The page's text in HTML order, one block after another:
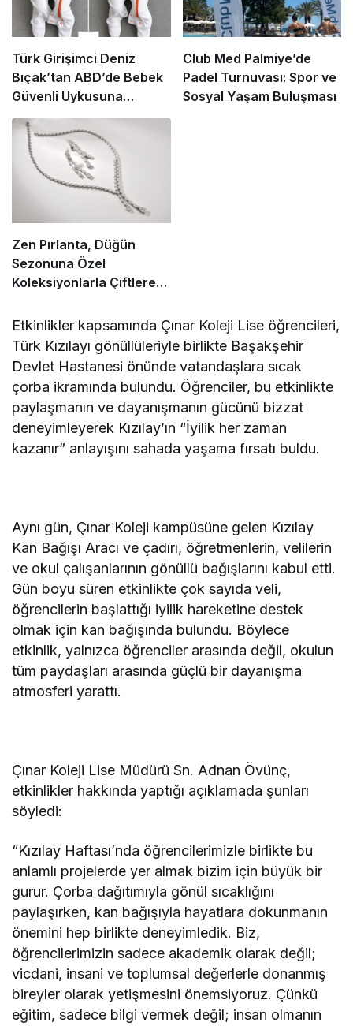
Türk Girişimci Deniz
Bıçak’tan ABD’de Bebek
Güvenli Uykusuna
Yenilikçi Dokunuş
Club Med Palmiye’de
Padel Turnuvası: Spor ve
Sosyal Yaşam Buluşması
Zen Pırlanta, Düğün
Sezonuna Özel
Koleksiyonlarla Çiftlere
Etkinlikler kapsamında Çınar Koleji Lise öğrencileri,
Türk Kızılayı gönüllüleriyle birlikte Başakşehir
Devlet Hastanesi önünde vatandaşlara sıcak
çorba ikramında bulundu. Öğrenciler, bu etkinlikte
paylaşmanın ve dayanışmanın gücünü bizzat
deneyimleyerek Kızılay’ın “İyilik her zaman
kazanır” anlayışını sahada yaşama fırsatı buldu.
Aynı gün, Çınar Koleji kampüsüne gelen Kızılay
Kan Bağışı Aracı ve çadırı, öğretmenlerin, velilerin
ve okul çalışanlarının gönüllü bağışlarını kabul etti.
Gün boyu süren etkinlikte çok sayıda veli,
öğrencilerin başlattığı iyilik hareketine destek
olmak için kan bağışında bulundu. Böylece
etkinlik, yalnızca öğrenciler arasında değil, okulun
tüm paydaşları arasında güçlü bir dayanışma
atmosferi yarattı.
Çınar Koleji Lise Müdürü Sn. Adnan Övünç,
etkinlikler hakkında yaptığı açıklamada şunları
söyledi:
“Kızılay Haftası’nda öğrencilerimizle birlikte bu
anlamlı projelerde yer almak bizim için büyük bir
gurur. Çorba dağıtımıyla gönül sıcaklığını
paylaşırken, kan bağışıyla hayatlara dokunmanın
önemini hep birlikte deneyimledik. Biz,
öğrencilerimizin sadece akademik olarak değil;
vicdani, insani ve toplumsal değerlerle donanmış
bireyler olarak yetişmesini önemsiyoruz. Çünkü
eğitim, sadece bilgi vermek değil; insan olmanın